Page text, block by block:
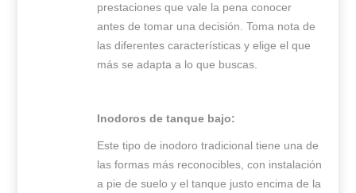
prestaciones que vale la pena conocer
antes de tomar una decisión. Toma nota de
las diferentes características y elige el que
más se adapta a lo que buscas.
Inodoros de tanque bajo:
Este tipo de inodoro tradicional tiene una de
las formas más reconocibles, con instalación
a pie de suelo y el tanque justo encima de la